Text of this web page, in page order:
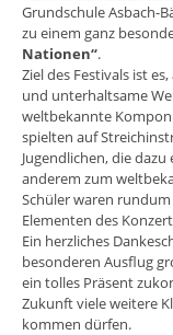
Grundschule Asbach-
zu einem ganz
Nationen“.
Ziel des Festivals ist
und unterhaltsame
weltbekannte
spielten auf
Jugendlichen, die
anderem zum
Schüler waren
Elementen des
Ein herzliches
besonderen Ausflug
ein tolles Präsent
Zukunft viele weitere
kommen dürfen.